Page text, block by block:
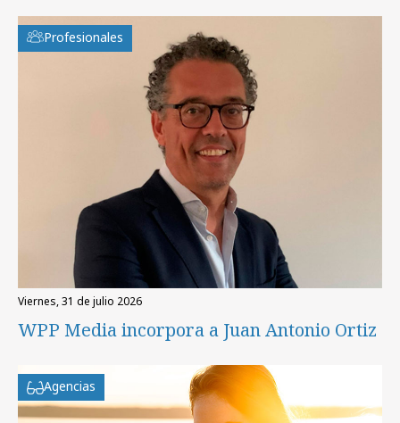
Profesionales
viernes, 31 de julio 2026
WPP Media incorpora a Juan Antonio Ortiz
Agencias